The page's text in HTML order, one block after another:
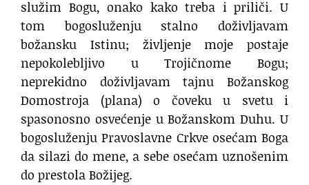
služim Bogu, onako kako treba i priliči. U
tom bogosluženju stalno doživljavam
božansku Istinu; življenje moje postaje
nepokolebljivo u Trojičnome Bogu;
neprekidno doživljavam tajnu Božanskog
Domostroja (plana) o čoveku u svetu i
spasonosno osvećenje u Božanskom Duhu. U
bogosluženju Pravoslavne Crkve osećam Boga
da silazi do mene, a sebe osećam uznošenim
do prestola Božijeg.